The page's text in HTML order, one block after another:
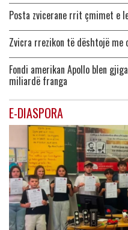
Posta zvicerane rrit çmimet e
Zvicra rrezikon të dështojë
Fondi amerikan Apollo blen
miliardë franga
E-DIASPORA